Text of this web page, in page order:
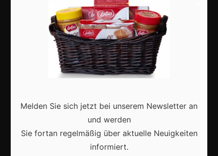
moderne Feierkultur
Melden Sie sich jetzt bei unserem Newsletter an
und werden
Sie fortan regelmäßig über aktuelle Neuigkeiten
informiert.